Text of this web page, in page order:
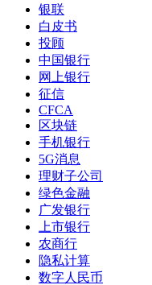
银联
白皮书
投顾
中国银行
网上银行
征信
CFCA
区块链
手机银行
5G消息
理财子公司
绿色金融
广发银行
上市银行
农商行
隐私计算
数字人民币